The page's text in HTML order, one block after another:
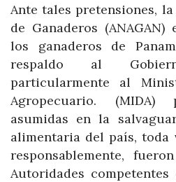
Ante tales pretensiones,
de Ganaderos
los ganaderos de
respaldo al
particularmente al
Agropecuario.
asumidas en la
alimentaria del país, toda
responsablemente,
Autoridades